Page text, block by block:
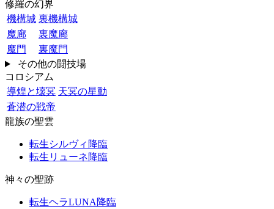
修羅の幻界
機構城 裏機構城
魔廊
裏魔廊
魔門
裏魔門
その他の闘技場
コロシアム
導煌と壊冥 天冥の星動
蒼潜の戦帝
龍族の聖雲
転生シルヴィ降臨
転生リューネ降臨
神々の聖跡
転生ヘラLUNA降臨